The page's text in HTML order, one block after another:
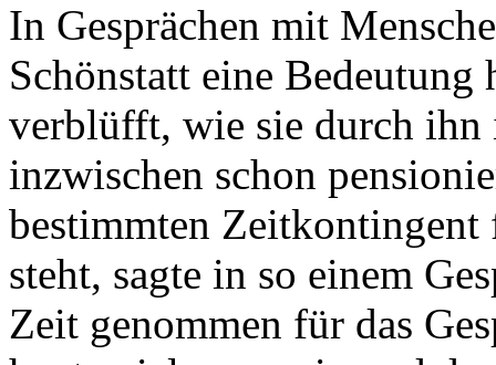
In Gesprächen mit
Schönstatt eine
verblüfft, wie sie durch ihn
inzwischen schon
bestimmten
steht, sagte in so einem
Zeit genommen für das